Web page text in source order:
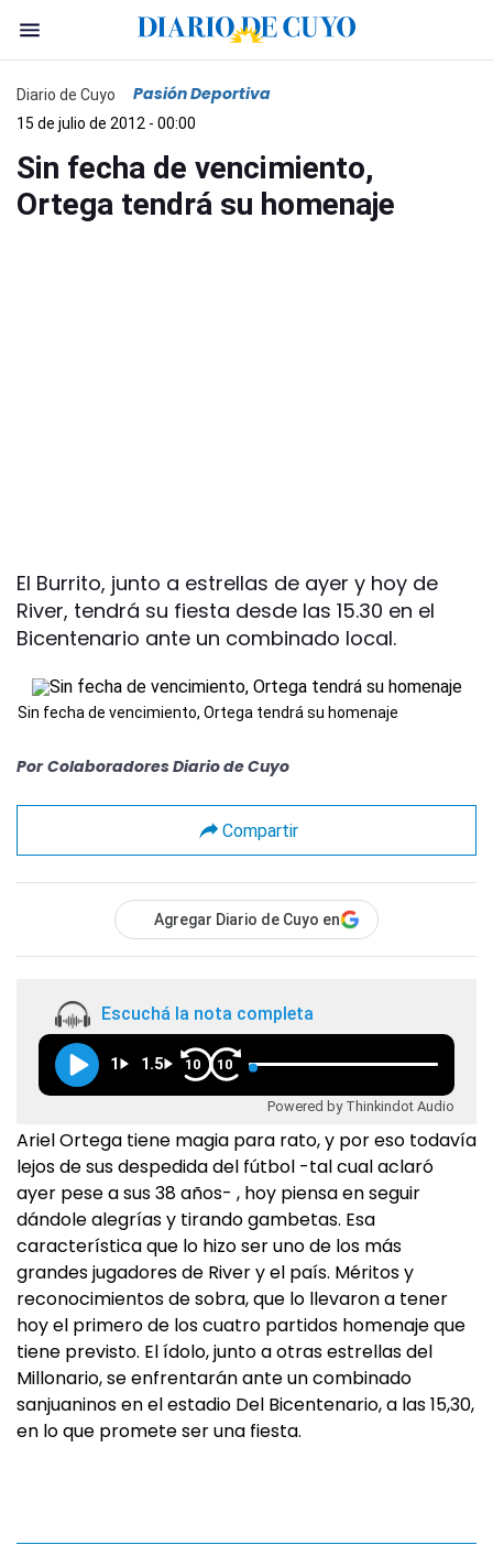
Diario de Cuyo Pasión Deportiva
15 de julio de 2012 - 00:00
Sin fecha de vencimiento,
Ortega tendrá su homenaje
El Burrito, junto a estrellas de ayer y hoy de
River, tendrá su fiesta desde las 15.30 en el
Bicentenario ante un combinado local.
Sin fecha de vencimiento, Ortega tendrá su homenaje
Por Colaboradores Diario de Cuyo
Compartir
Agregar Diario de Cuyo en
Escuchá la nota completa
1 1.5 10 10
Powered by Thinkindot Audio
Ariel Ortega tiene magia para rato, y por eso todavía
lejos de sus despedida del fútbol -tal cual aclaró
ayer pese a sus 38 años- , hoy piensa en seguir
dándole alegrías y tirando gambetas. Esa
característica que lo hizo ser uno de los más
grandes jugadores de River y el país. Méritos y
reconocimientos de sobra, que lo llevaron a tener
hoy el primero de los cuatro partidos homenaje que
tiene previsto. El ídolo, junto a otras estrellas del
Millonario, se enfrentarán ante un combinado
sanjuaninos en el estadio Del Bicentenario, a las 15,30,
en lo que promete ser una fiesta.